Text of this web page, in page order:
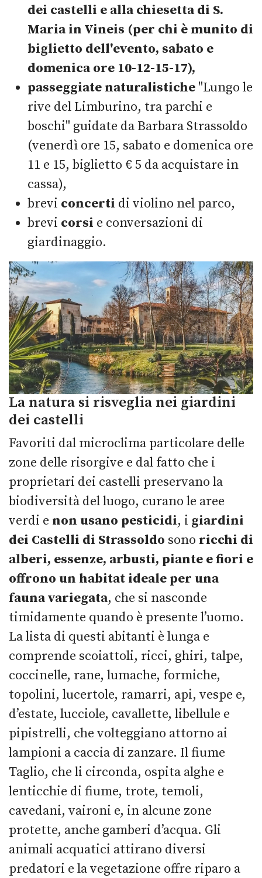
dei castelli e alla chiesetta di S.
Maria in Vineis (per chi è munito di
biglietto dell'evento, sabato e
domenica ore 10-12-15-17),
passeggiate naturalistiche "Lungo le
rive del Limburino, tra parchi e
boschi" guidate da Barbara Strassoldo
(venerdì ore 15, sabato e domenica ore
11 e 15, biglietto € 5 da acquistare in
cassa),
brevi concerti di violino nel parco,
brevi corsi e conversazioni di
giardinaggio.
La natura si risveglia nei giardini
dei castelli
Favoriti dal microclima particolare delle
zone delle risorgive e dal fatto che i
proprietari dei castelli preservano la
biodiversità del luogo, curano le aree
verdi e non usano pesticidi, i giardini
dei Castelli di Strassoldo sono ricchi di
alberi, essenze, arbusti, piante e fiori e
offrono un habitat ideale per una
fauna variegata, che si nasconde
timidamente quando è presente l’uomo.
La lista di questi abitanti è lunga e
comprende scoiattoli, ricci, ghiri, talpe,
coccinelle, rane, lumache, formiche,
topolini, lucertole, ramarri, api, vespe e,
d’estate, lucciole, cavallette, libellule e
pipistrelli, che volteggiano attorno ai
lampioni a caccia di zanzare. Il fiume
Taglio, che li circonda, ospita alghe e
lenticchie di fiume, trote, temoli,
cavedani, vaironi e, in alcune zone
protette, anche gamberi d’acqua. Gli
animali acquatici attirano diversi
predatori e la vegetazione offre riparo a